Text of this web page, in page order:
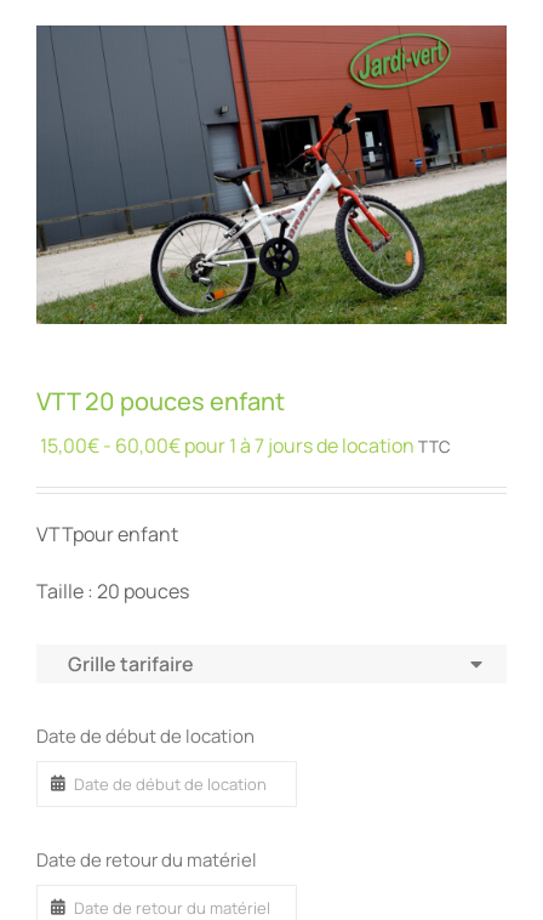
VTT 20 pouces enfant
15,00€- 60,00€pour 1 à 7 jours de location TTC
VTTpour enfant
Taille : 20 pouces
Grille tarifaire
Date de début de location
Date de retour du matériel